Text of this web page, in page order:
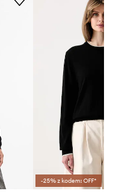
-25% z kodem: OFF*